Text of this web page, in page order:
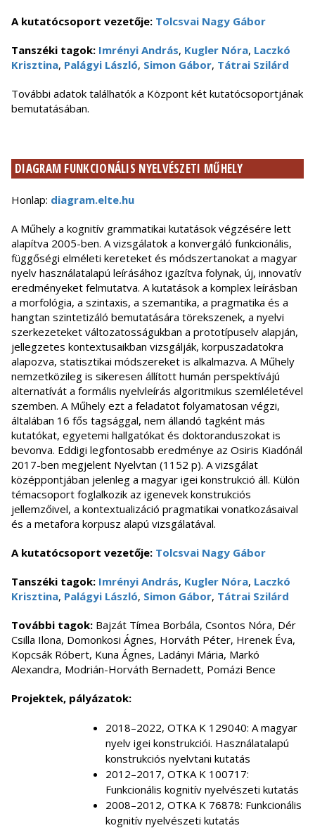
A kutatócsoport vezetője: Tolcsvai Nagy Gábor
Tanszéki tagok: Imrényi András, Kugler Nóra, Laczkó
Krisztina, Palágyi László, Simon Gábor, Tátrai Szilárd
További adatok találhatók a Központ két kutatócsoportjának
bemutatásában.
DIAGRAM FUNKCIONÁLIS NYELVÉSZETI MŰHELY
Honlap: diagram.elte.hu
A Műhely a kognitív grammatikai kutatások végzésére lett
alapítva 2005-ben. A vizsgálatok a konvergáló funkcionális,
függőségi elméleti kereteket és módszertanokat a magyar
nyelv használatalapú leírásához igazítva folynak, új, innovatív
eredményeket felmutatva. A kutatások a komplex leírásban
a morfológia, a szintaxis, a szemantika, a pragmatika és a
hangtan szintetizáló bemutatására törekszenek, a nyelvi
szerkezeteket változatosságukban a prototípuselv alapján,
jellegzetes kontextusaikban vizsgálják, korpuszadatokra
alapozva, statisztikai módszereket is alkalmazva. A Műhely
nemzetközileg is sikeresen állított humán perspektívájú
alternatívát a formális nyelvleírás algoritmikus szemléletével
szemben. A Műhely ezt a feladatot folyamatosan végzi,
általában 16 fős tagsággal, nem állandó tagként más
kutatókat, egyetemi hallgatókat és doktoranduszokat is
bevonva. Eddigi legfontosabb eredménye az Osiris Kiadónál
2017-ben megjelent Nyelvtan (1152 p). A vizsgálat
középpontjában jelenleg a magyar igei konstrukció áll. Külön
témacsoport foglalkozik az igenevek konstrukciós
jellemzőivel, a kontextualizáció pragmatikai vonatkozásaival
és a metafora korpusz alapú vizsgálatával.
A kutatócsoport vezetője: Tolcsvai Nagy Gábor
Tanszéki tagok: Imrényi András, Kugler Nóra, Laczkó
Krisztina, Palágyi László, Simon Gábor, Tátrai Szilárd
További tagok: Bajzát Tímea Borbála, Csontos Nóra, Dér
Csilla Ilona, Domonkosi Ágnes, Horváth Péter, Hrenek Éva,
Kopcsák Róbert, Kuna Ágnes, Ladányi Mária, Markó
Alexandra, Modrián-Horváth Bernadett, Pomázi Bence
Projektek, pályázatok:
2018–2022, OTKA K 129040: A magyar
nyelv igei konstrukciói. Használatalapú
konstrukciós nyelvtani kutatás
2012–2017, OTKA K 100717:
Funkcionális kognitív nyelvészeti kutatás
2008–2012, OTKA K 76878: Funkcionális
kognitív nyelvészeti kutatás